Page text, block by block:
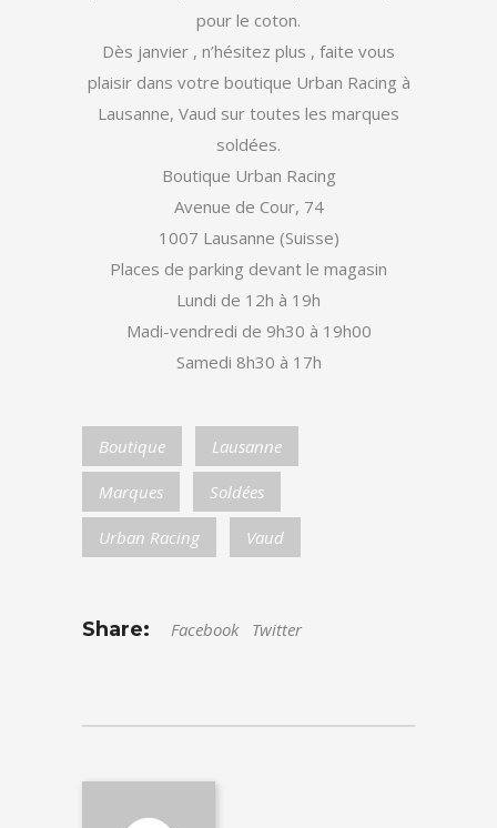
pour le coton.
Dès janvier , n’hésitez plus , faite vous
plaisir dans votre boutique Urban Racing à
Lausanne, Vaud sur toutes les marques
soldées.
Boutique Urban Racing
Avenue de Cour, 74
1007 Lausanne (Suisse)
Places de parking devant le magasin
Lundi de 12h à 19h
Madi-vendredi de 9h30 à 19h00
Samedi 8h30 à 17h
Boutique Lausanne
Marques Soldées
Urban Racing Vaud
Share: Facebook Twitter